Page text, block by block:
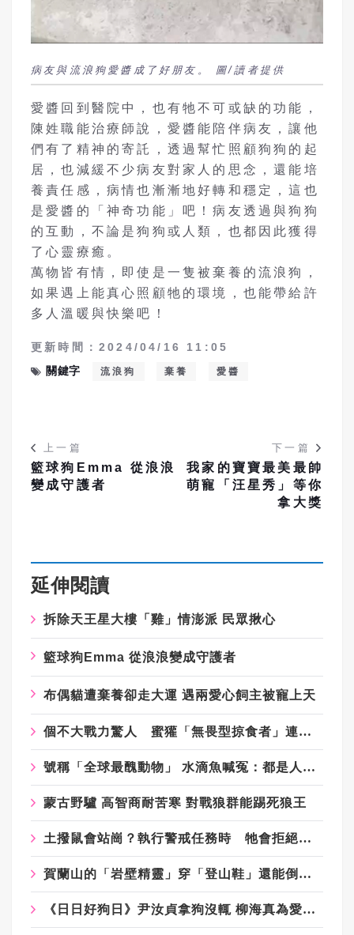
病友與流浪狗愛醬成了好朋友。 圖/讀者提供
愛醬回到醫院中，也有牠不可或缺的功能，
陳姓職能治療師說，愛醬能陪伴病友，讓他
們有了精神的寄託，透過幫忙照顧狗狗的起
居，也減緩不少病友對家人的思念，還能培
養責任感，病情也漸漸地好轉和穩定，這也
是愛醬的「神奇功能」吧！病友透過與狗狗
的互動，不論是狗狗或人類，也都因此獲得
了心靈療癒。
萬物皆有情，即使是一隻被棄養的流浪狗，
如果遇上能真心照顧牠的環境，也能帶給許
多人溫暖與快樂吧！
更新時間：2024/04/16 11:05
關鍵字
流浪狗 棄養 愛醬
上一篇
籃球狗Emma 從浪浪
變成守護者
下一篇
我家的寶寶最美最帥
萌寵「汪星秀」等你
拿大獎
延伸閱讀
拆除天王星大樓「雞」情澎派 民眾揪心
籃球狗Emma 從浪浪變成守護者
布偶貓遭棄養卻走大運 遇兩愛心飼主被寵上天
個不大戰力驚人 蜜獾「無畏型掠食者」連動物園也頭疼
號稱「全球最醜動物」 水滴魚喊冤：都是人類的錯
蒙古野驢 高智商耐苦寒 對戰狼群能踢死狼王
土撥鼠會站崗？執行警戒任務時 牠會拒絕遊客餵食
賀蘭山的「岩壁精靈」穿「登山鞋」還能倒退剎車的岩羊
《日日好狗日》尹汝貞拿狗沒輒 柳海真為愛狗冬天哭3年